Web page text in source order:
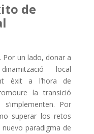
de
Por un lado, donar a
local
èxit a l’hora de
la transició
Por
superar los retos
paradigma de